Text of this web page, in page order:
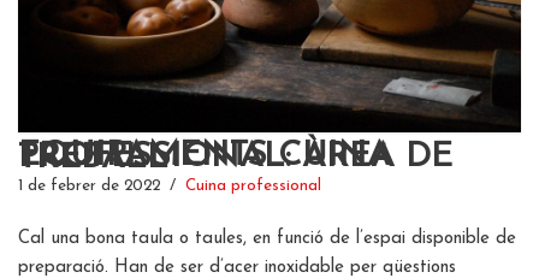
EQUIPAMENTS CUINA PROFESSIONAL: ÀREA DE TREBALL
1 de febrer de 2022 Cuina professional
Cal una bona taula o taules, en funció de l’espai disponible de
preparació. Han de ser d’acer inoxidable per qüestions